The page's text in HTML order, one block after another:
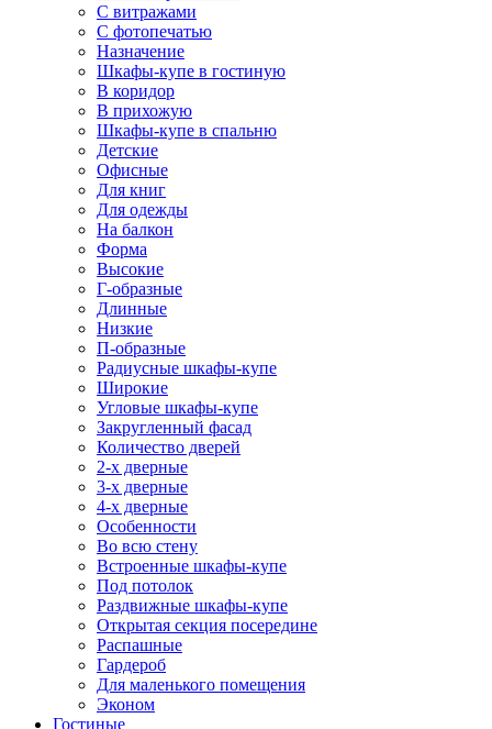
С витражами
С фотопечатью
Назначение
Шкафы-купе в гостиную
В коридор
В прихожую
Шкафы-купе в спальню
Детские
Офисные
Для книг
Для одежды
На балкон
Форма
Высокие
Г-образные
Длинные
Низкие
П-образные
Радиусные шкафы-купе
Широкие
Угловые шкафы-купе
Закругленный фасад
Количество дверей
2-х дверные
3-х дверные
4-х дверные
Особенности
Во всю стену
Встроенные шкафы-купе
Под потолок
Раздвижные шкафы-купе
Открытая секция посередине
Распашные
Гардероб
Для маленького помещения
Эконом
Гостиные